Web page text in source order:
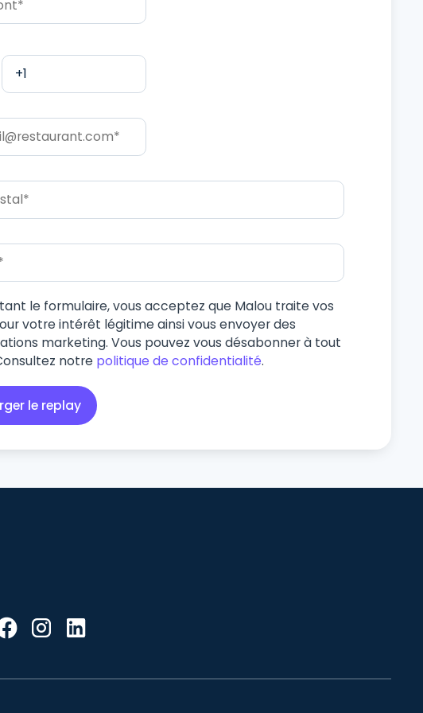
le formulaire, vous acceptez que Malou traite vos
votre intérêt légitime ainsi vous envoyer des
marketing. Vous pouvez vous désabonner à tout
notre politique de confidentialité.